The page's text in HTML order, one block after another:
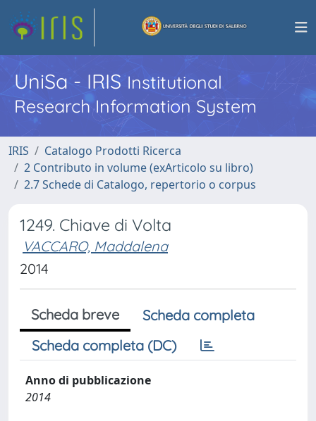
UniSa - IRISInstitutional
Research Information System
IRIS
Catalogo Prodotti Ricerca
2 Contributo in volume (exArticolo su libro)
2.7 Schede di Catalogo, repertorio o corpus
1249. Chiave di Volta
VACCARO, Maddalena
2014
Scheda breve
Scheda completa
Scheda completa (DC)
Anno di pubblicazione
2014